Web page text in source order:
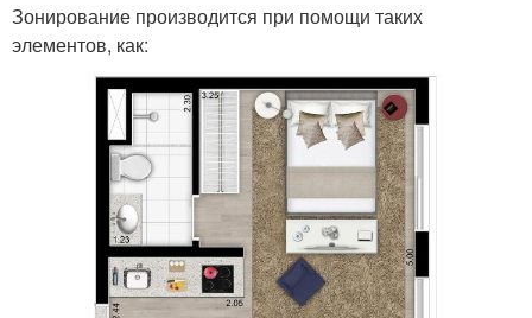
Зонирование производится при помощи таких
элементов, как: